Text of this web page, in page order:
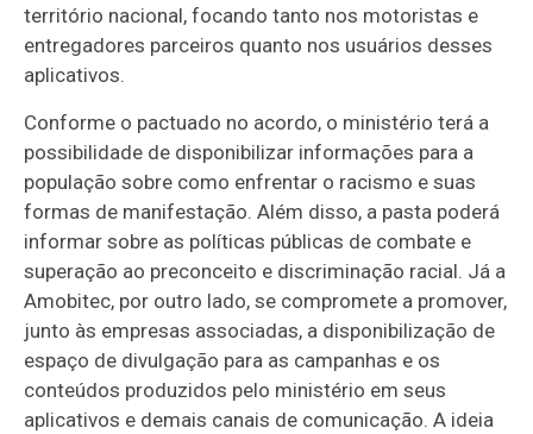
território nacional, focando tanto nos motoristas e
entregadores parceiros quanto nos usuários desses
aplicativos.
Conforme o pactuado no acordo, o ministério terá a
possibilidade de disponibilizar informações para a
população sobre como enfrentar o racismo e suas
formas de manifestação. Além disso, a pasta poderá
informar sobre as políticas públicas de combate e
superação ao preconceito e discriminação racial. Já a
Amobitec, por outro lado, se compromete a promover,
junto às empresas associadas, a disponibilização de
espaço de divulgação para as campanhas e os
conteúdos produzidos pelo ministério em seus
aplicativos e demais canais de comunicação. A ideia